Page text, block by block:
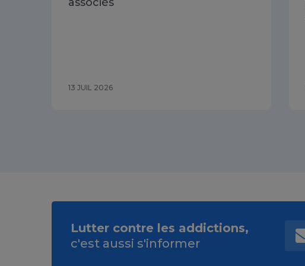
13 JUIL 2026
Lutter contre les addictions,
c'est aussi s'informer